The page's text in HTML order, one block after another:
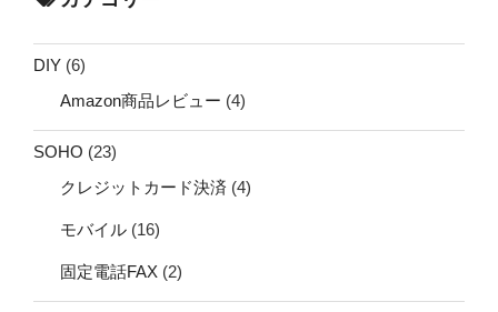
DIY (6)
Amazon商品レビュー (4)
SOHO (23)
クレジットカード決済 (4)
モバイル (16)
固定電話FAX (2)